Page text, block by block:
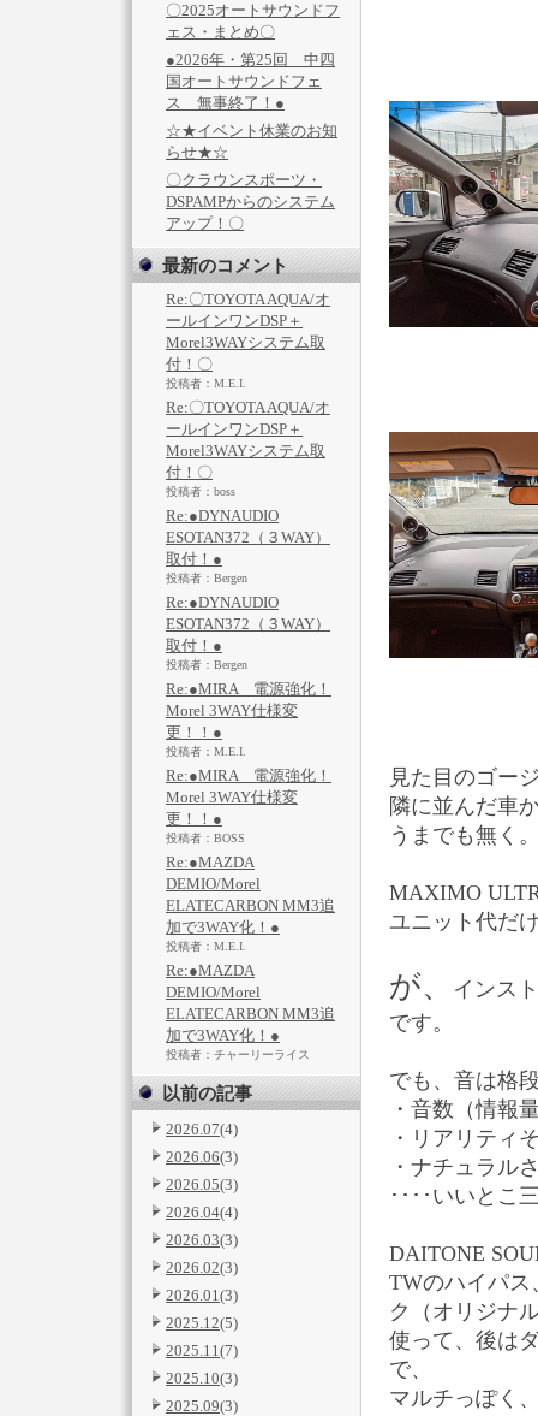
〇2025オートサウンドフ
ェス・まとめ〇
●2026年・第25回 中四
国オートサウンドフェ
ス 無事終了！●
☆★イベント休業のお知
らせ★☆
〇クラウンスポーツ・
DSPAMPからのシステム
アップ！〇
最新のコメント
Re:〇TOYOTA AQUA/オ
ールインワンDSP＋
Morel3WAYシステム取
付！〇
投稿者：M.E.I.
Re:〇TOYOTA AQUA/オ
ールインワンDSP＋
Morel3WAYシステム取
付！〇
投稿者：boss
Re:●DYNAUDIO
ESOTAN372（３WAY）
取付！●
投稿者：Bergen
Re:●DYNAUDIO
ESOTAN372（３WAY）
取付！●
投稿者：Bergen
Re:●MIRA 電源強化！
Morel 3WAY仕様変
更！！●
投稿者：M.E.I.
Re:●MIRA 電源強化！
Morel 3WAY仕様変
更！！●
投稿者：BOSS
Re:●MAZDA
DEMIO/Morel
ELATECARBON MM3追
加で3WAY化！●
投稿者：M.E.I.
Re:●MAZDA
DEMIO/Morel
ELATECARBON MM3追
加で3WAY化！●
投稿者：チャーリーライス
以前の記事
2026.07(4)
2026.06(3)
2026.05(3)
2026.04(4)
2026.03(3)
2026.02(3)
2026.01(3)
2025.12(5)
2025.11(7)
2025.10(3)
2025.09(3)
見た目のゴー
隣に並んだ車
うまでも無く
MAXIMO
ユニット代だ
が、
インス
です。
でも、音は格
・音数（情報
・リアリティ
・ナチュラル
････いいとこ
DAITONE
TWのハイパ
ク（オリジナ
使って、後は
で、
マルチっぽく